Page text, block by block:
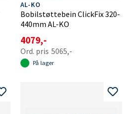
AL-KO
Bobilstøttebein ClickFix 320-
440mm AL-KO
4079,-
5065,-
På lager